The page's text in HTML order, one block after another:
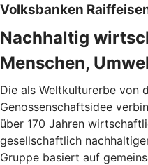
Volksbanken
Nachhaltig
Menschen,
Die als Weltkulturerbe von
Genossenschaftsidee
über 170 Jahren
gesellschaftlich
Gruppe basiert auf